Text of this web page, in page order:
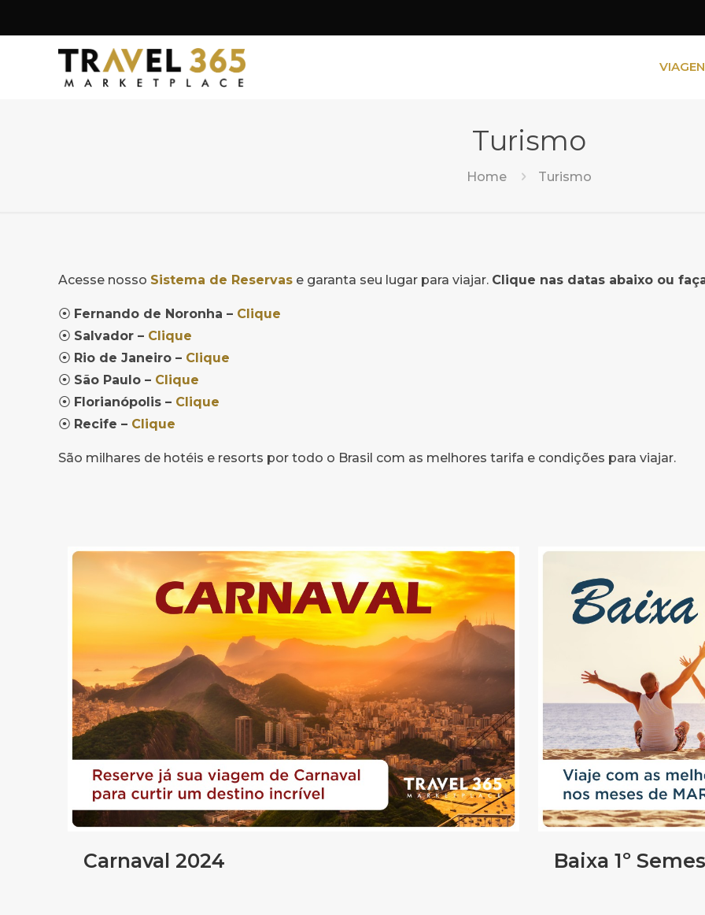
Turismo
Home Turismo
Acesse nosso Sistema de Reservas e garanta seu lugar para viajar. Clique nas datas abaixo ou
⦿ Fernando de Noronha – Clique
⦿ Salvador – Clique
⦿ Rio de Janeiro – Clique
⦿ São Paulo – Clique
⦿ Florianópolis – Clique
⦿ Recife – Clique
São milhares de hotéis e resorts por todo o Brasil com as melhores tarifa e condições para viajar.
Carnaval 2024 Baixa 1º